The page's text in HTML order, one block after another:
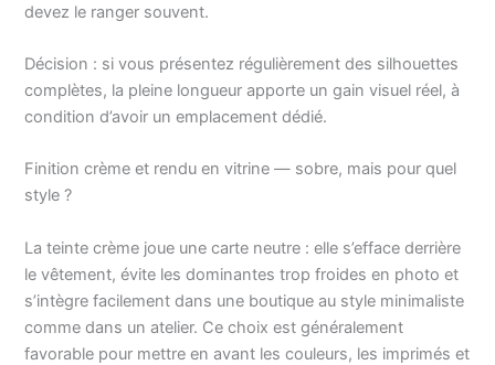
devez le ranger souvent.
Décision : si vous présentez régulièrement des silhouettes
complètes, la pleine longueur apporte un gain visuel réel, à
condition d’avoir un emplacement dédié.
Finition crème et rendu en vitrine — sobre, mais pour quel
style ?
La teinte crème joue une carte neutre : elle s’efface derrière
le vêtement, évite les dominantes trop froides en photo et
s’intègre facilement dans une boutique au style minimaliste
comme dans un atelier. Ce choix est généralement
favorable pour mettre en avant les couleurs, les imprimés et